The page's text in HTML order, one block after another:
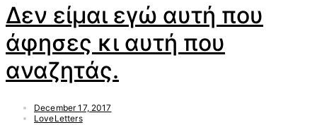
Δεν είμαι εγώ αυτή που
άφησες κι αυτή που
αναζητάς.
December 17, 2017
LoveLetters